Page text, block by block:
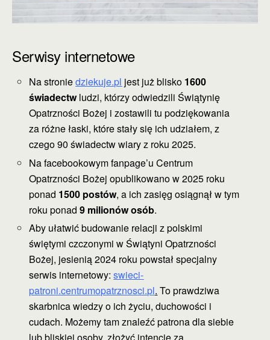
Serwisy internetowe
Na stroniedziekuje.pl jest już blisko 1600
świadectwludzi, którzy odwiedzili Świątynię
Opatrzności Bożej i zostawili tu podziękowania
za różne łaski, które stały się ich udziałem, z
czego 90 świadectw wiary z roku 2025.
Na facebookowym fanpage’u Centrum
Opatrzności Bożej opublikowano w 2025 roku
ponad 1500 postów, a ich zasięg osiągnął w tym
roku ponad9 milionów osób.
Aby ułatwić budowanie relacji z polskimi
świętymi czczonymi w Świątyni Opatrzności
Bożej, jesienią 2024 roku powstał specjalny
serwis internetowy:swieci-
patroni.centrumopatrznosci.pl. To prawdziwa
skarbnica wiedzy o ich życiu, duchowości i
cudach. Możemy tam znaleźć patrona dla siebie
lub bliskiej osoby, złożyć intencje za